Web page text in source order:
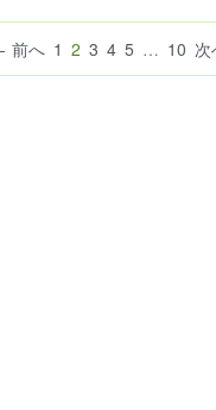
前へ 1 2（こ
の
3 4 5 … 10